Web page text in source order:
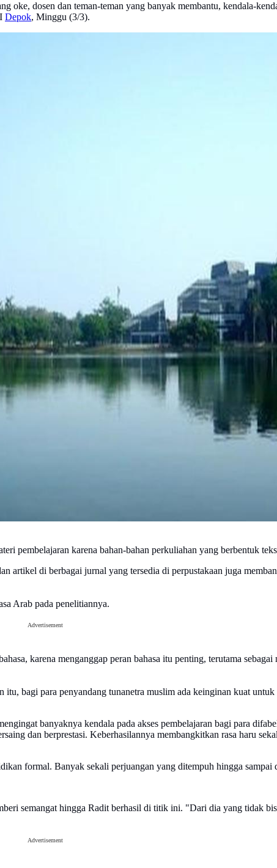
oke, dosen dan teman-teman yang banyak membantu, kendala-
Depok, Minggu (3/3).
pembelajaran karena bahan-bahan perkuliahan yang berbentuk
artikel di berbagai jurnal yang tersedia di perpustakaan juga
Arab pada penelitiannya.
Advertisement
karena menganggap peran bahasa itu penting, terutama
bagi para penyandang tunanetra muslim ada keinginan kuat
banyaknya kendala pada akses pembelajaran bagi para
dan berprestasi. Keberhasilannya membangkitkan rasa haru
formal. Banyak sekali perjuangan yang ditempuh hingga
semangat hingga Radit berhasil di titik ini. "Dari dia yang tidak
Advertisement